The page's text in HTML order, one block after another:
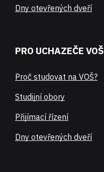
Dny otevřených dveří
PRO UCHAZEČE VOŠ
Proč studovat na VOŠ?
Studijní obory
Přijímací řízení
Dny otevřených dveří